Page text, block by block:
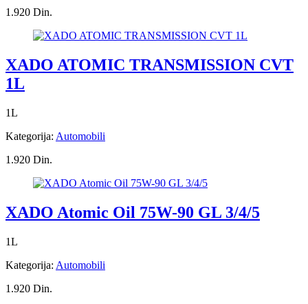
1.920 Din.
XADO ATOMIC TRANSMISSION CVT
1L
1L
Kategorija: Automobili
1.920 Din.
XADO Atomic Oil 75W-90 GL 3/4/5
1L
Kategorija: Automobili
1.920 Din.